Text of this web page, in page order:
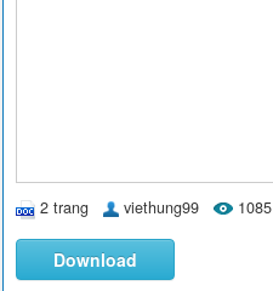
2 trang viethung99 1085
Download